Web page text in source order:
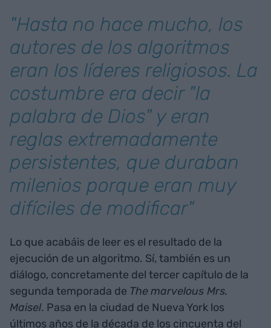
"Hasta no hace mucho, los
autores de los algoritmos
eran los líderes religiosos. La
costumbre era decir "la
palabra de Dios" y eran
reglas extremadamente
persistentes, que duraban
milenios porque eran muy
difíciles de modificar"
Lo que acabáis de leer es el resultado de la
ejecución de un algoritmo. Sí, también es un
diálogo, concretamente del tercer capítulo de la
segunda temporada de Themarvelous Mrs.
Maisel. Pasa en la ciudad de Nueva York los
últimos años de la década de los cincuenta del